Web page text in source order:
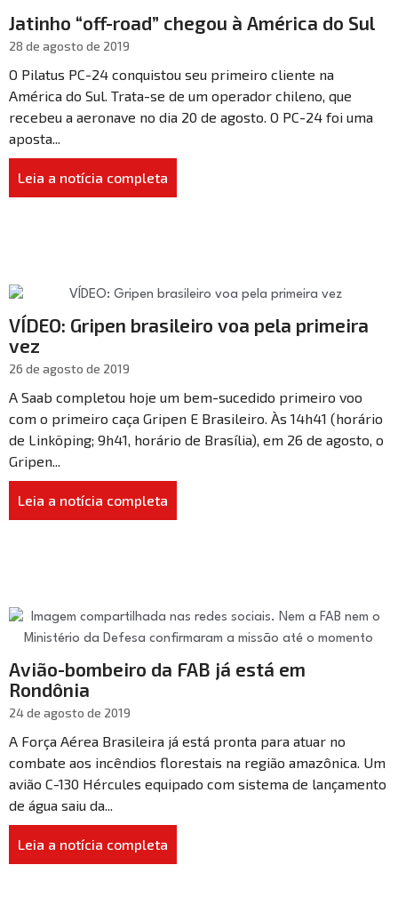
Jatinho “off-road” chegou à América do Sul
28 de agosto de 2019
O Pilatus PC-24 conquistou seu primeiro cliente na
América do Sul. Trata-se de um operador chileno, que
recebeu a aeronave no dia 20 de agosto. O PC-24 foi uma
aposta...
Leia a notícia completa
VÍDEO: Gripen brasileiro voa pela primeira
vez
26 de agosto de 2019
A Saab completou hoje um bem-sucedido primeiro voo
com o primeiro caça Gripen E Brasileiro. Às 14h41 (horário
de Linköping; 9h41, horário de Brasília), em 26 de agosto, o
Gripen...
Leia a notícia completa
Avião-bombeiro da FAB já está em
Rondônia
24 de agosto de 2019
A Força Aérea Brasileira já está pronta para atuar no
combate aos incêndios florestais na região amazônica. Um
avião C-130 Hércules equipado com sistema de lançamento
de água saiu da...
Leia a notícia completa